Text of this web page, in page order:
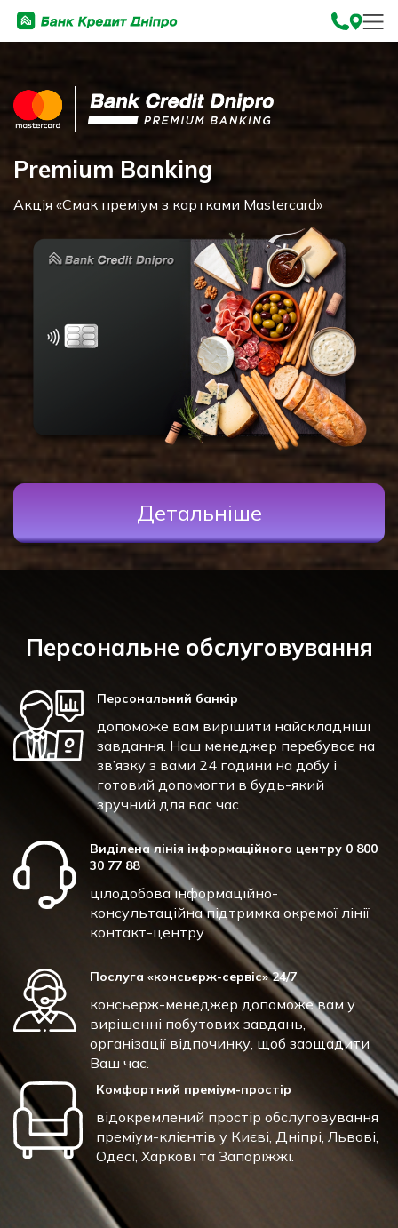
Premium Banking
Акція «Смак преміум з картками Mastercard»
Детальніше
Персональне обслуговування
Персональний банкір
допоможе вам вирішити найскладніші
завдання. Наш менеджер перебуває на
зв’язку з вами 24 години на добу і
готовий допомогти в будь-який
зручний для вас час.
Виділена лінія інформаційного центру 0 800
30 77 88
цілодобова інформаційно-
консультаційна підтримка окремої лінії
контакт-центру.
Послуга «консьєрж-сервіс» 24/7
консьерж-менеджер допоможе вам у
вирішенні побутових завдань,
організації відпочинку, щоб заощадити
Ваш час.
Комфортний преміум-простір
відокремлений простір обслуговування
преміум-клієнтів у Києві, Дніпрі, Львові,
Одесі, Харкові та Запоріжжі.